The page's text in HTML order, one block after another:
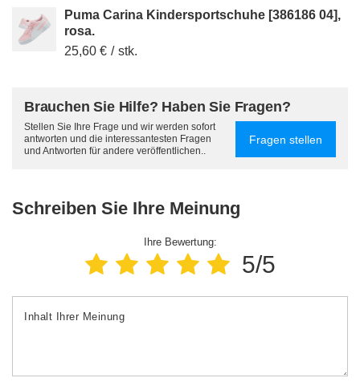
Puma Carina Kindersportschuhe [386186 04],
rosa.
25,60 € / stk.
Brauchen Sie Hilfe? Haben Sie Fragen?
Stellen Sie Ihre Frage und wir werden sofort
antworten und die interessantesten Fragen
und Antworten für andere veröffentlichen..
Fragen stellen
Schreiben Sie Ihre Meinung
Ihre Bewertung:
5/5
Inhalt Ihrer Meinung